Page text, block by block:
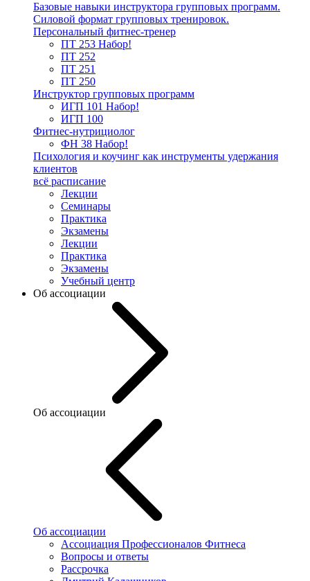
Базовые навыки инструктора групповых программ.
Силовой формат групповых тренировок.
Персональный фитнес-тренер
ПТ 253 Набор!
ПТ 252
ПТ 251
ПТ 250
Инструктор групповых программ
ИГП 101 Набор!
ИГП 100
Фитнес-нутрициолог
ФН 38 Набор!
Психология и коучинг как инструменты удержания
клиентов
всё расписание
Лекции
Семинары
Практика
Экзамены
Лекции
Практика
Экзамены
Учебный центр
Об ассоциации
Об ассоциации
Об ассоциации
Ассоциация Профессионалов Фитнеса
Вопросы и ответы
Рассрочка